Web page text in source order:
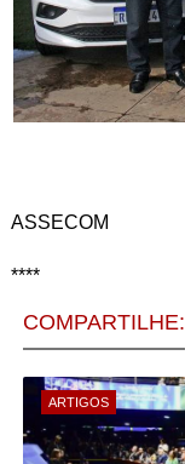
ASSECOM
****
COMPARTILHE:
ARTIGOS